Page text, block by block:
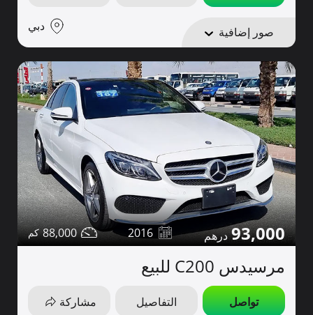
صور إضافية دبي
93,000
2016
88,000
مرسيدس C200 للبيع
تواصل التفاصيل مشاركة